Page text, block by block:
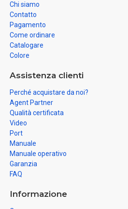
Chi siamo
Contatto
Pagamento
Come ordinare
Catalogare
Colore
Assistenza clienti
Perché acquistare da noi?
Agent Partner
Qualità certificata
Video
Port
Manuale
Manuale operativo
Garanzia
FAQ
Informazione